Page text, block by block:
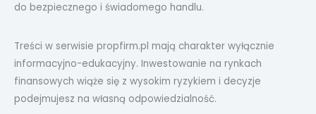
do bezpiecznego i świadomego handlu.
Treści w serwisie propfirm.pl mają charakter wyłącznie
informacyjno-edukacyjny. Inwestowanie na rynkach
finansowych wiąże się z wysokim ryzykiem i decyzje
podejmujesz na własną odpowiedzialność.